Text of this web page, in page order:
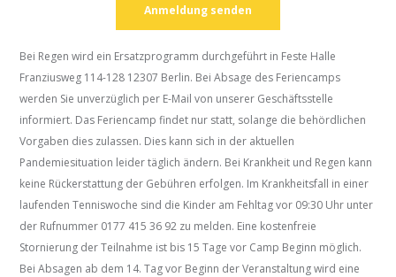
Bei Regen wird ein Ersatzprogramm durchgeführt in Feste Halle
Franziusweg 114-128 12307 Berlin. Bei Absage des Feriencamps
werden Sie unverzüglich per E-Mail von unserer Geschäftsstelle
informiert. Das Feriencamp findet nur statt, solange die behördlichen
Vorgaben dies zulassen. Dies kann sich in der aktuellen
Pandemiesituation leider täglich ändern. Bei Krankheit und Regen kann
keine Rückerstattung der Gebühren erfolgen. Im Krankheitsfall in einer
laufenden Tenniswoche sind die Kinder am Fehltag vor 09:30 Uhr unter
der Rufnummer 0177 415 36 92 zu melden. Eine kostenfreie
Stornierung der Teilnahme ist bis 15 Tage vor Camp Beginn möglich.
Bei Absagen ab dem 14. Tag vor Beginn der Veranstaltung wird eine